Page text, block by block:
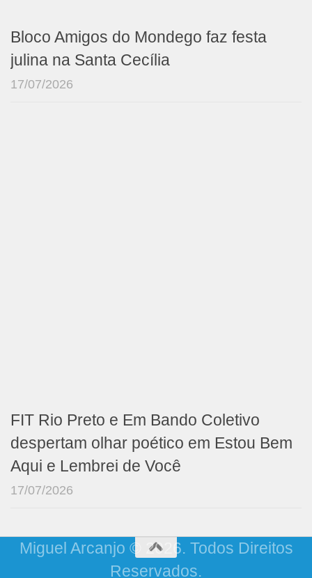
Bloco Amigos do Mondego faz festa
julina na Santa Cecília
17/07/2026
FIT Rio Preto e Em Bando Coletivo
despertam olhar poético em Estou Bem
Aqui e Lembrei de Você
17/07/2026
Miguel Arcanjo © 2026. Todos Direitos
Reservados.